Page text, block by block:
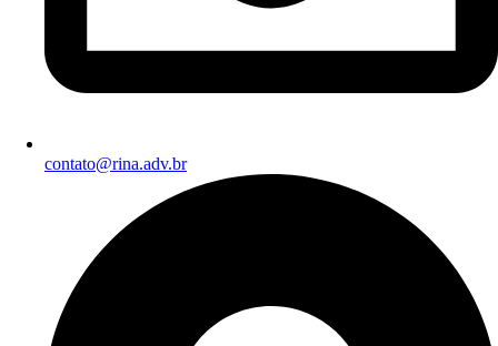
contato@rina.adv.br